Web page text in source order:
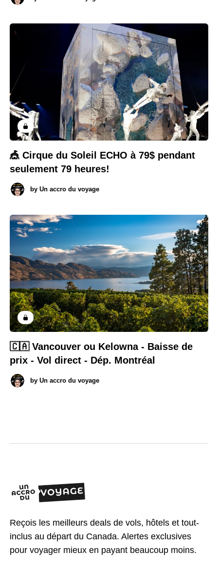
🎪 Cirque du Soleil ECHO à 79$ pendant
seulement 79 heures!
by Un accro du voyage
🇨🇦 Vancouver ou Kelowna - Baisse de
prix - Vol direct - Dép. Montréal
by Un accro du voyage
Reçois les meilleurs deals de vols, hôtels et tout-
inclus au départ du Canada. Alertes exclusives
pour voyager mieux en payant beaucoup moins.